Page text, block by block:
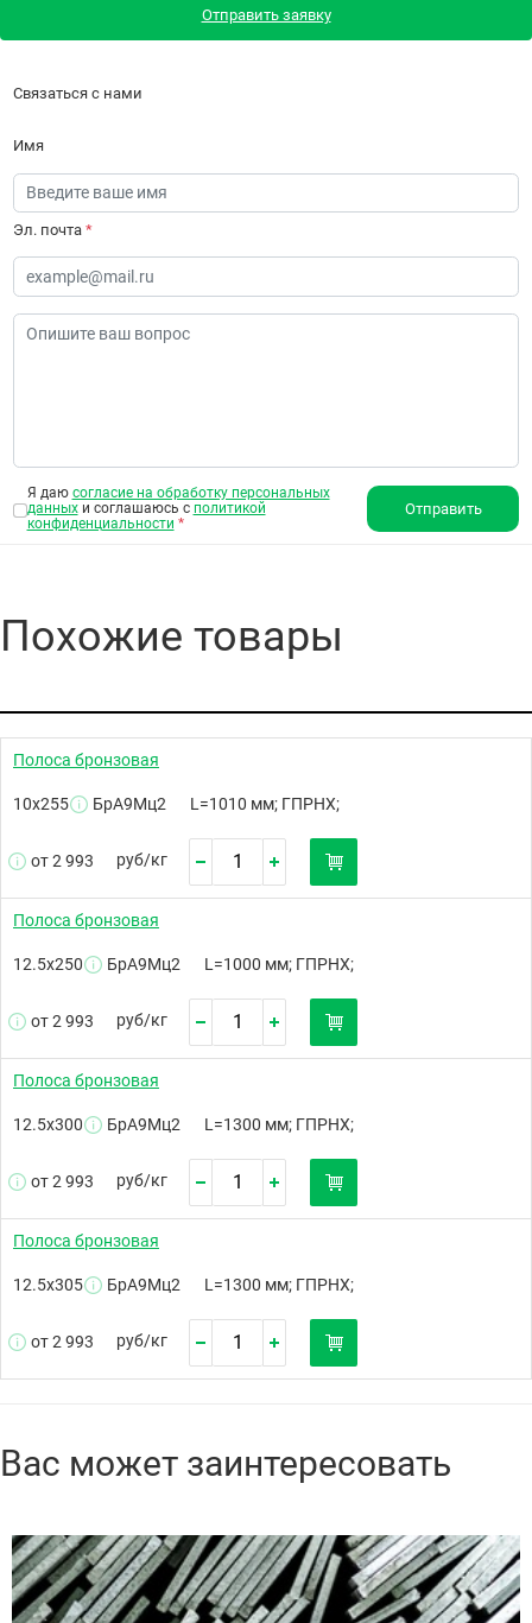
Отправить заявку
Связаться с нами
Имя
Эл. почта *
Я даю согласие на обработку персональных
данныхи соглашаюсь с политикой
конфиденциальности *
Отправить
Похожие товары
Полоса бронзовая
10х255 БрА9Мц2 L=1010 мм; ГПРНХ;
от 2 993 руб/кг
Полоса бронзовая
12.5х250 БрА9Мц2 L=1000 мм; ГПРНХ;
от 2 993 руб/кг
Полоса бронзовая
12.5х300 БрА9Мц2 L=1300 мм; ГПРНХ;
от 2 993 руб/кг
Полоса бронзовая
12.5х305 БрА9Мц2 L=1300 мм; ГПРНХ;
от 2 993 руб/кг
Вас может заинтересовать